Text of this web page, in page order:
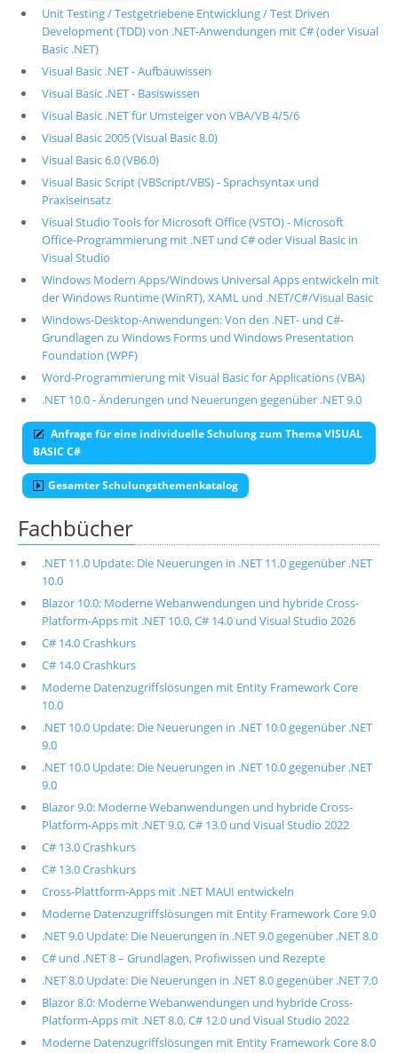
Unit Testing / Testgetriebene Entwicklung / Test Driven
Development (TDD) von .NET-Anwendungen mit C# (oder Visual
Basic .NET)
Visual Basic .NET - Aufbauwissen
Visual Basic .NET - Basiswissen
Visual Basic .NET für Umsteiger von VBA/VB 4/5/6
Visual Basic 2005 (Visual Basic 8.0)
Visual Basic 6.0 (VB6.0)
Visual Basic Script (VBScript/VBS) - Sprachsyntax und
Praxiseinsatz
Visual Studio Tools for Microsoft Office (VSTO) - Microsoft
Office-Programmierung mit .NET und C# oder Visual Basic in
Visual Studio
Windows Modern Apps/Windows Universal Apps entwickeln mit
der Windows Runtime (WinRT), XAML und .NET/C#/Visual Basic
Windows-Desktop-Anwendungen: Von den .NET- und C#-
Grundlagen zu Windows Forms und Windows Presentation
Foundation (WPF)
Word-Programmierung mit Visual Basic for Applications (VBA)
.NET 10.0 - Änderungen und Neuerungen gegenüber .NET 9.0
Anfrage für eine individuelle Schulung zum Thema VISUAL
BASIC C#
Gesamter Schulungsthemenkatalog
Fachbücher
.NET 11.0 Update: Die Neuerungen in .NET 11.0 gegenüber .NET
10.0
Blazor 10.0: Moderne Webanwendungen und hybride Cross-
Platform-Apps mit .NET 10.0, C# 14.0 und Visual Studio 2026
C# 14.0 Crashkurs
C# 14.0 Crashkurs
Moderne Datenzugriffslösungen mit Entity Framework Core
10.0
.NET 10.0 Update: Die Neuerungen in .NET 10.0 gegenüber .NET
9.0
.NET 10.0 Update: Die Neuerungen in .NET 10.0 gegenüber .NET
9.0
Blazor 9.0: Moderne Webanwendungen und hybride Cross-
Platform-Apps mit .NET 9.0, C# 13.0 und Visual Studio 2022
C# 13.0 Crashkurs
C# 13.0 Crashkurs
Cross-Plattform-Apps mit .NET MAUI entwickeln
Moderne Datenzugriffslösungen mit Entity Framework Core 9.0
.NET 9.0 Update: Die Neuerungen in .NET 9.0 gegenüber .NET 8.0
C# und .NET 8 – Grundlagen, Profiwissen und Rezepte
.NET 8.0 Update: Die Neuerungen in .NET 8.0 gegenüber .NET 7.0
Blazor 8.0: Moderne Webanwendungen und hybride Cross-
Platform-Apps mit .NET 8.0, C# 12.0 und Visual Studio 2022
Moderne Datenzugriffslösungen mit Entity Framework Core 8.0